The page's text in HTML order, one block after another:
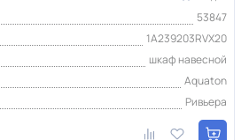
53847
1A239203RVX20
шкаф навесной
Aquaton
Ривьера